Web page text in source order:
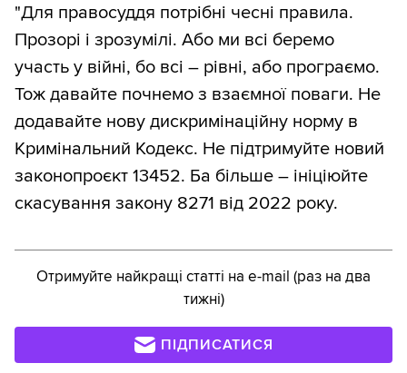
"Для правосуддя потрібні чесні правила.
Прозорі і зрозумілі. Або ми всі беремо
участь у війні, бо всі – рівні, або програємо.
Тож давайте почнемо з взаємної поваги. Не
додавайте нову дискримінаційну норму в
Кримінальний Кодекс. Не підтримуйте новий
законопроєкт 13452. Ба більше – ініціюйте
скасування закону 8271 від 2022 року.
Отримуйте найкращі статті на e-mail (раз на два
тижні)
ПІДПИСАТИСЯ